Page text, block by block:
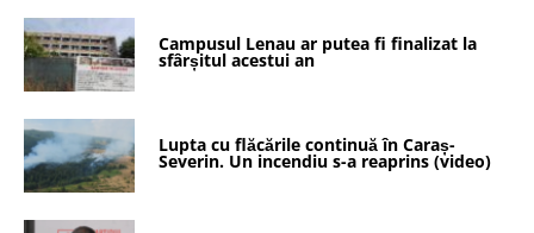
Campusul Lenau ar putea fi finalizat la
sfârșitul acestui an
Lupta cu flăcările continuă în Caraș-
Severin. Un incendiu s-a reaprins (video)